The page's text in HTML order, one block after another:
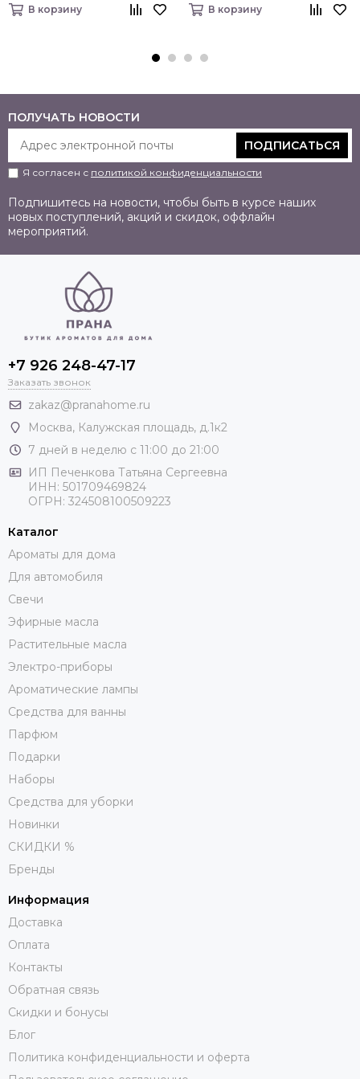
В корзину В корзину
ПОЛУЧАТЬ НОВОСТИ
ПОДПИСАТЬСЯ
Я согласен с политикой конфиденциальности
Подпишитесь на новости, чтобы быть в курсе наших
новых поступлений, акций и скидок, оффлайн
мероприятий.
+7 926 248-47-17
Заказать звонок
zakaz@pranahome.ru
Москва, Калужская площадь, д.1к2
7 дней в неделю с 11:00 до 21:00
ИП Печенкова Татьяна Сергеевна
ИНН: 501709469824
ОГРН: 324508100509223
Каталог
Ароматы для дома
Для автомобиля
Свечи
Эфирные масла
Растительные масла
Электро-приборы
Ароматические лампы
Средства для ванны
Парфюм
Подарки
Наборы
Средства для уборки
Новинки
СКИДКИ %
Бренды
Информация
Доставка
Оплата
Контакты
Обратная связь
Скидки и бонусы
Блог
Политика конфиденциальности и оферта